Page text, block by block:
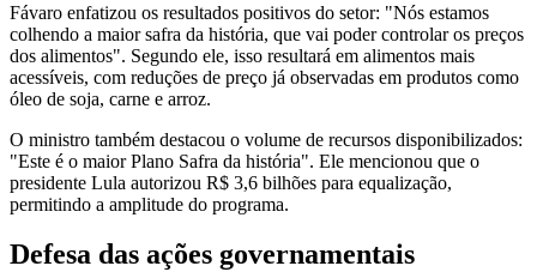
Fávaro enfatizou os resultados positivos do setor: "Nós estamos
colhendo a maior safra da história, que vai poder controlar os preços
dos alimentos". Segundo ele, isso resultará em alimentos mais
acessíveis, com reduções de preço já observadas em produtos como
óleo de soja, carne e arroz.
O ministro também destacou o volume de recursos disponibilizados:
"Este é o maior Plano Safra da história". Ele mencionou que o
presidente Lula autorizou R$ 3,6 bilhões para equalização,
permitindo a amplitude do programa.
Defesa das ações governamentais